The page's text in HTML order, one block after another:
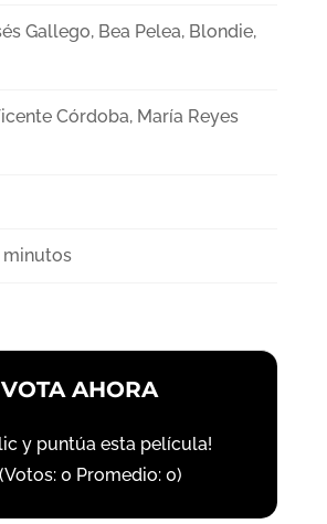
Gallego, Bea Pelea, Blondie,
Córdoba, María Reyes
minutos
VOTA AHORA
y puntúa esta película!
(Votos: 0 Promedio: 0)